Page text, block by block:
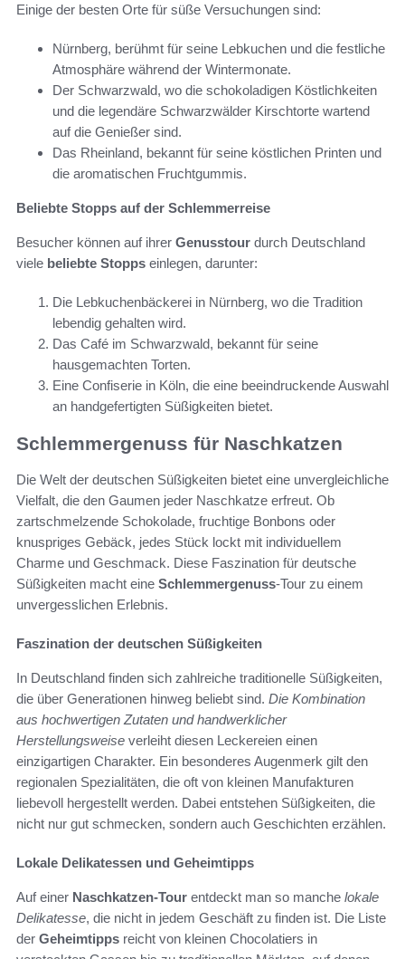
Einige der besten Orte für süße Versuchungen sind:
Nürnberg, berühmt für seine Lebkuchen und die festliche
Atmosphäre während der Wintermonate.
Der Schwarzwald, wo die schokoladigen Köstlichkeiten
und die legendäre Schwarzwälder Kirschtorte wartend
auf die Genießer sind.
Das Rheinland, bekannt für seine köstlichen Printen und
die aromatischen Fruchtgummis.
Beliebte Stopps auf der Schlemmerreise
Besucher können auf ihrer Genusstour durch Deutschland
viele beliebte Stopps einlegen, darunter:
Die Lebkuchenbäckerei in Nürnberg, wo die Tradition
lebendig gehalten wird.
Das Café im Schwarzwald, bekannt für seine
hausgemachten Torten.
Eine Confiserie in Köln, die eine beeindruckende Auswahl
an handgefertigten Süßigkeiten bietet.
Schlemmergenuss für Naschkatzen
Die Welt der deutschen Süßigkeiten bietet eine unvergleichliche
Vielfalt, die den Gaumen jeder Naschkatze erfreut. Ob
zartschmelzende Schokolade, fruchtige Bonbons oder
knuspriges Gebäck, jedes Stück lockt mit individuellem
Charme und Geschmack. Diese Faszination für deutsche
Süßigkeiten macht eine Schlemmergenuss-Tour zu einem
unvergesslichen Erlebnis.
Faszination der deutschen Süßigkeiten
In Deutschland finden sich zahlreiche traditionelle Süßigkeiten,
die über Generationen hinweg beliebt sind. Die Kombination
aus hochwertigen Zutaten und handwerklicher
Herstellungsweise verleiht diesen Leckereien einen
einzigartigen Charakter. Ein besonderes Augenmerk gilt den
regionalen Spezialitäten, die oft von kleinen Manufakturen
liebevoll hergestellt werden. Dabei entstehen Süßigkeiten, die
nicht nur gut schmecken, sondern auch Geschichten erzählen.
Lokale Delikatessen und Geheimtipps
Auf einer Naschkatzen-Tour entdeckt man so manche lokale
Delikatesse, die nicht in jedem Geschäft zu finden ist. Die Liste
der Geheimtipps reicht von kleinen Chocolatiers in